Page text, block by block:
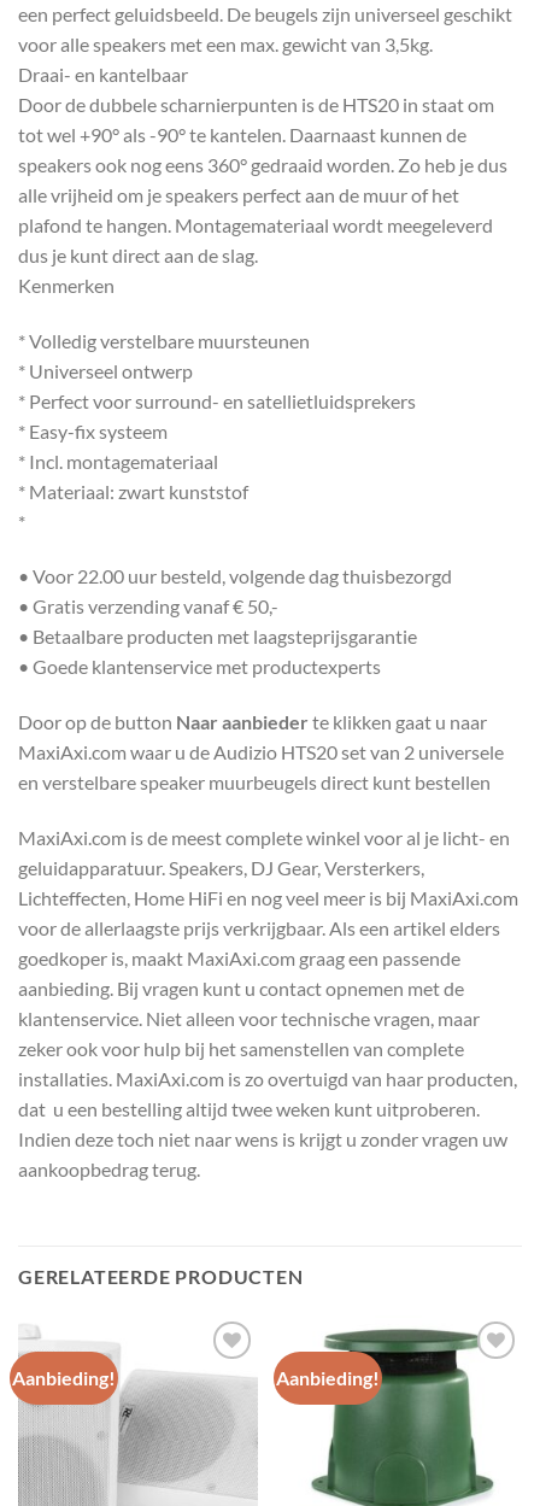
een perfect geluidsbeeld. De beugels zijn universeel geschikt
voor alle speakers met een max. gewicht van 3,5kg.
Draai- en kantelbaar
Door de dubbele scharnierpunten is de HTS20 in staat om
tot wel +90° als -90° te kantelen. Daarnaast kunnen de
speakers ook nog eens 360° gedraaid worden. Zo heb je dus
alle vrijheid om je speakers perfect aan de muur of het
plafond te hangen. Montagemateriaal wordt meegeleverd
dus je kunt direct aan de slag.
Kenmerken
* Volledig verstelbare muursteunen
* Universeel ontwerp
* Perfect voor surround- en satellietluidsprekers
* Easy-fix systeem
* Incl. montagemateriaal
* Materiaal: zwart kunststof
*
• Voor 22.00 uur besteld, volgende dag thuisbezorgd
• Gratis verzending vanaf € 50,-
• Betaalbare producten met laagsteprijsgarantie
• Goede klantenservice met productexperts
Door op de button Naar aanbieder te klikken gaat u naar
MaxiAxi.com waar u de Audizio HTS20 set van 2 universele
en verstelbare speaker muurbeugels direct kunt bestellen
MaxiAxi.com is de meest complete winkel voor al je licht- en
geluidapparatuur. Speakers, DJ Gear, Versterkers,
Lichteffecten, Home HiFi en nog veel meer is bij MaxiAxi.com
voor de allerlaagste prijs verkrijgbaar. Als een artikel elders
goedkoper is, maakt MaxiAxi.com graag een passende
aanbieding. Bij vragen kunt u contact opnemen met de
klantenservice. Niet alleen voor technische vragen, maar
zeker ook voor hulp bij het samenstellen van complete
installaties. MaxiAxi.com is zo overtuigd van haar producten,
dat u een bestelling altijd twee weken kunt uitproberen.
Indien deze toch niet naar wens is krijgt u zonder vragen uw
aankoopbedrag terug.
GERELATEERDE PRODUCTEN
Aanbieding!
Toevoegen
aan
wenslijst
Aanbieding!
Toevoegen
aan
wenslijst